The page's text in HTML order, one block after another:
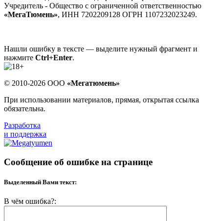
Учредитель - Общество с ограниченной ответственностью
«МегаТюмень», ИНН 7202209128 ОГРН 1107232023249.
Нашли ошибку в тексте — выделите нужный фрагмент и
нажмите Ctrl+Enter.
© 2010-2026 ООО «Мегатюмень»
При использовании материалов, прямая, открытая ссылка
обязательна.
Разработка
и поддержка
Сообщение об ошибке на странице
Выделенный Вами текст:
В чём ошибка?: